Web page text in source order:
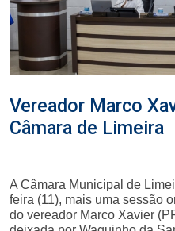
Vereador Marco
Câmara de Limeira
A Câmara Municipal de
feira (11), mais uma sessão
do vereador Marco Xavier